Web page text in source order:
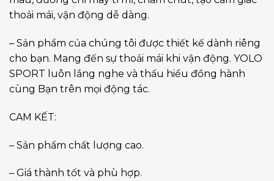
thoải mái, vận động dễ dàng.
– Sản phẩm của chúng tôi được thiết kế dành riêng
cho bạn. Mang đến sự thoải mái khi vận động. YOLO
SPORT luôn lắng nghe và thấu hiểu đồng hành
cùng Bạn trên mọi động tác.
CAM KẾT:
– Sản phẩm chất lượng cao.
– Giá thành tốt và phù hợp.